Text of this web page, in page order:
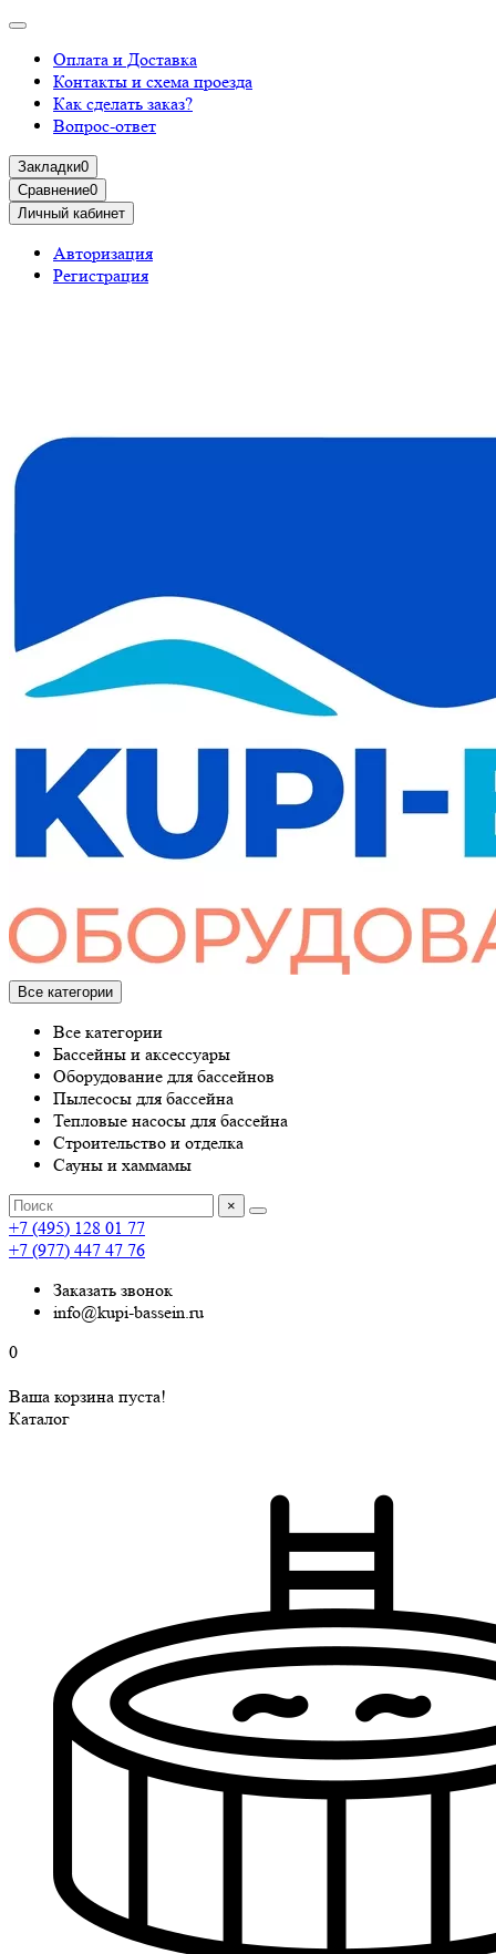
Оплата и Доставка
Контакты и схема проезда
Как сделать заказ?
Вопрос-ответ
Закладки0
Сравнение0
Личный кабинет
Авторизация
Регистрация
Все категории
Все категории
Бассейны и аксессуары
Оборудование для бассейнов
Пылесосы для бассейна
Тепловые насосы для бассейна
Строительство и отделка
Сауны и хаммамы
×
+7 (495) 128 01 77
+7 (977) 447 47 76
Заказать звонок
info@kupi-bassein.ru
0
Ваша корзина пуста!
Каталог